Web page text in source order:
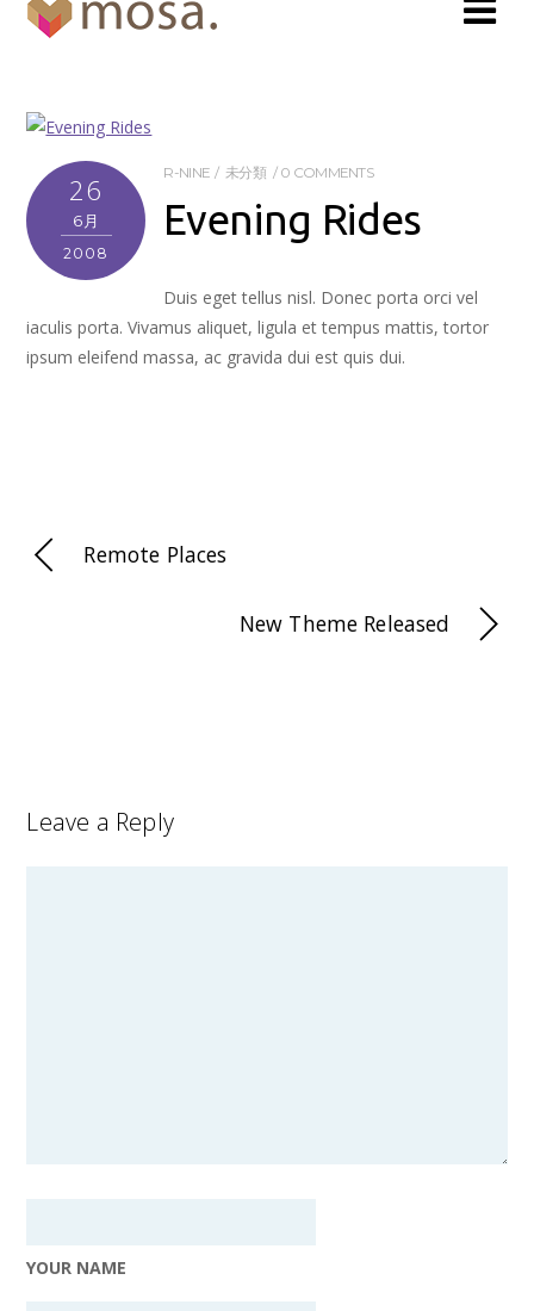
26
6月
2008
R-NINE 未分類 0 COMMENTS
Evening Rides
Duis eget tellus nisl. Donec porta orci vel
iaculis porta. Vivamus aliquet, ligula et tempus mattis, tortor
ipsum eleifend massa, ac gravida dui est quis dui.
Remote Places
New Theme Released
Leave a Reply
YOUR NAME